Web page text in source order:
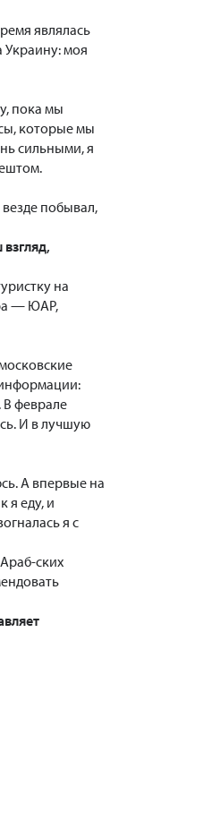
являлась
Украину: моя
пока мы
которые мы
сильными, я
побывал,
на
— ЮАР,
В феврале
И в лучшую
А впервые на
я еду, и
я с
ских